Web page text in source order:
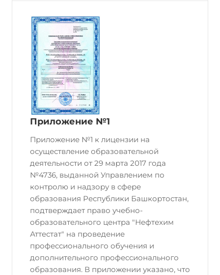
Приложение №1
Приложение №1 к лицензии на
осуществление образовательной
деятельности от 29 марта 2017 года
№4736, выданной Управлением по
контролю и надзору в сфере
образования Республики Башкортостан,
подтверждает право учебно-
образовательного центра "Нефтехим
Аттестат" на проведение
профессионального обучения и
дополнительного профессионального
образования. В приложении указано, что